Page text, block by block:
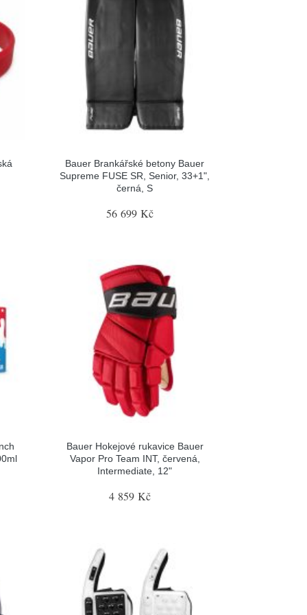
Bauer Brankářské betony Bauer
Supreme FUSE SR, Senior, 33+1",
černá, S
56 699 Kč
Bauer Hokejové rukavice Bauer
Vapor Pro Team INT, červená,
Intermediate, 12"
4 859 Kč